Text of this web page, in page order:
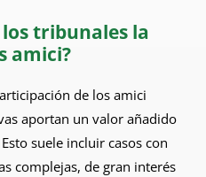
tribunales la
amici?
de los amici
aportan un valor añadido
suele incluir casos con
complejas, de gran interés